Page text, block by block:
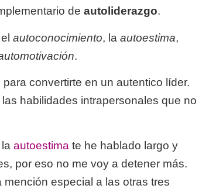
de autoliderazgo.
autoconocimiento, la autoestima,
.
convertirte en un autentico líder.
habilidades intrapersonales que no
autoestima te he hablado largo y
por eso no me voy a detener más.
especial a las otras tres